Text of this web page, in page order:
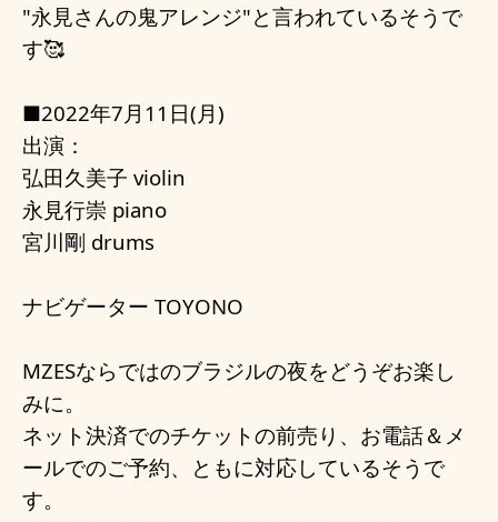
"永見さんの鬼アレンジ"と言われているそうで
す🥰
■2022年7月11日(月)
出演：
弘田久美子 violin
永見行崇 piano
宮川剛 drums
ナビゲーター TOYONO
MZESならではのブラジルの夜をどうぞお楽し
みに。
ネット決済でのチケットの前売り、お電話＆メ
ールでのご予約、ともに対応しているそうで
す。